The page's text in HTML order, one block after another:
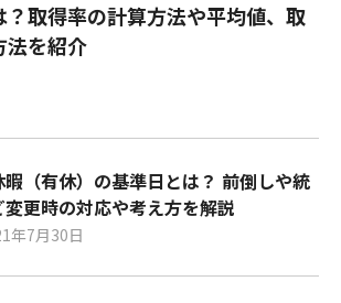
取得率の計算方法や平均値、取
法を紹介
（有休）の基準日とは？ 前倒しや統
変更時の対応や考え方を解説
年7月30日